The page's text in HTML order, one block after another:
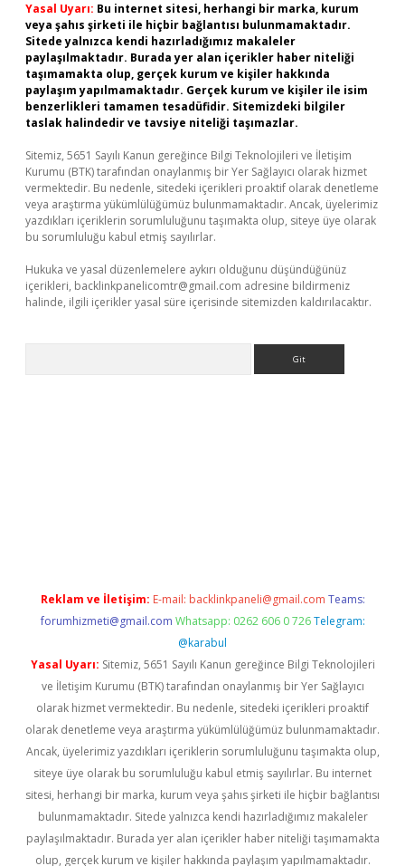
Yasal Uyarı: Bu internet sitesi, herhangi bir marka, kurum
veya şahıs şirketi ile hiçbir bağlantısı bulunmamaktadır.
Sitede yalnızca kendi hazırladığımız makaleler
paylaşılmaktadır. Burada yer alan içerikler haber niteliği
taşımamakta olup, gerçek kurum ve kişiler hakkında
paylaşım yapılmamaktadır. Gerçek kurum ve kişiler ile isim
benzerlikleri tamamen tesadüfidir. Sitemizdeki bilgiler
taslak halindedir ve tavsiye niteliği taşımazlar.
Sitemiz, 5651 Sayılı Kanun gereğince Bilgi Teknolojileri ve İletişim
Kurumu (BTK) tarafından onaylanmış bir Yer Sağlayıcı olarak hizmet
vermektedir. Bu nedenle, sitedeki içerikleri proaktif olarak denetleme
veya araştırma yükümlülüğümüz bulunmamaktadır. Ancak, üyelerimiz
yazdıkları içeriklerin sorumluluğunu taşımakta olup, siteye üye olarak
bu sorumluluğu kabul etmiş sayılırlar.
Hukuka ve yasal düzenlemelere aykırı olduğunu düşündüğünüz
içerikleri, backlinkpanelicomtr@gmail.com adresine bildirmeniz
halinde, ilgili içerikler yasal süre içerisinde sitemizden kaldırılacaktır.
Reklam ve İletişim: E-mail: backlinkpaneli@gmail.com Teams:
forumhizmeti@gmail.com Whatsapp: 0262 606 0 726 Telegram:
@karabul
Yasal Uyarı: Sitemiz, 5651 Sayılı Kanun gereğince Bilgi Teknolojileri
ve İletişim Kurumu (BTK) tarafından onaylanmış bir Yer Sağlayıcı
olarak hizmet vermektedir. Bu nedenle, sitedeki içerikleri proaktif
olarak denetleme veya araştırma yükümlülüğümüz bulunmamaktadır.
Ancak, üyelerimiz yazdıkları içeriklerin sorumluluğunu taşımakta olup,
siteye üye olarak bu sorumluluğu kabul etmiş sayılırlar. Bu internet
sitesi, herhangi bir marka, kurum veya şahıs şirketi ile hiçbir bağlantısı
bulunmamaktadır. Sitede yalnızca kendi hazırladığımız makaleler
paylaşılmaktadır. Burada yer alan içerikler haber niteliği taşımamakta
olup, gerçek kurum ve kişiler hakkında paylaşım yapılmamaktadır.